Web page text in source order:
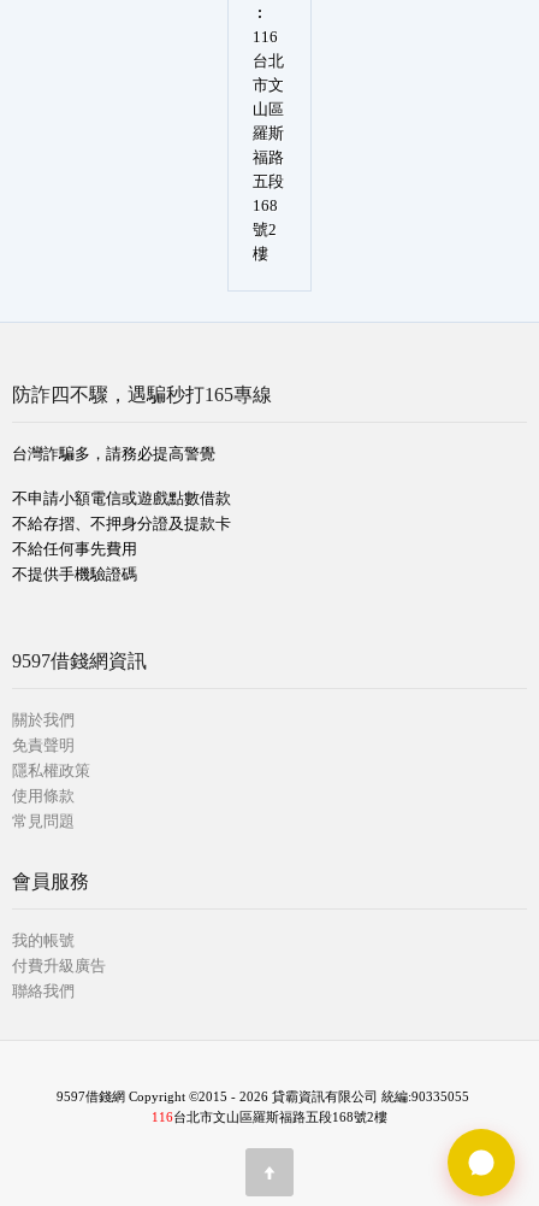
︰
116
台北
市文
山區
羅斯
福路
五段
168
號2
樓
防詐四不驟，遇騙秒打165專線
台灣詐騙多，請務必提高警覺
不申請小額電信或遊戲點數借款
不給存摺、不押身分證及提款卡
不給任何事先費用
不提供手機驗證碼
9597借錢網資訊
關於我們
免責聲明
隱私權政策
使用條款
常見問題
會員服務
我的帳號
付費升級廣告
聯絡我們
9597借錢網 Copyright ©2015 - 2026 貸霸資訊有限公司 統編:90335055
116台北市文山區羅斯福路五段168號2樓